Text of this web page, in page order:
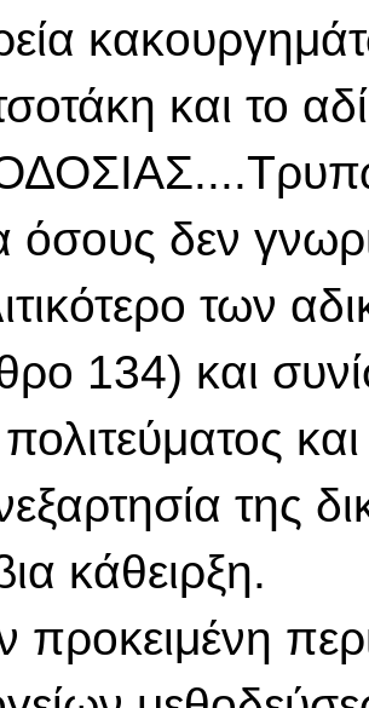
και το
όσους δεν
των
134) και
της
κάθειρξη.
προκειμένη